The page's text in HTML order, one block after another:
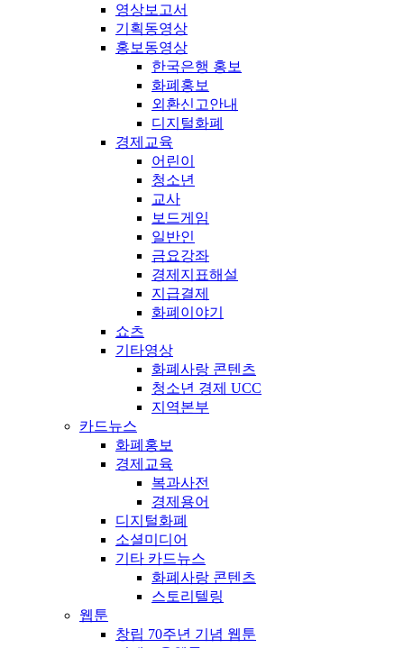
영상보고서
기획동영상
홍보동영상
한국은행 홍보
화폐홍보
외환신고안내
디지털화폐
경제교육
어린이
청소년
교사
보드게임
일반인
금요강좌
경제지표해설
지급결제
화폐이야기
쇼츠
기타영상
화폐사랑 콘텐츠
청소년 경제 UCC
지역본부
카드뉴스
화폐홍보
경제교육
복과사전
경제용어
디지털화폐
소셜미디어
기타 카드뉴스
화폐사랑 콘텐츠
스토리텔링
웹툰
창립 70주년 기념 웹툰